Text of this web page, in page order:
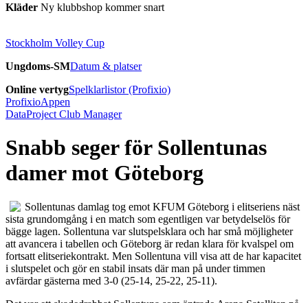
Kläder Ny klubbshop kommer snart
Stockholm Volley Cup
Ungdoms-SMDatum & platser
Online vertygSpelklarlistor (Profixio)
ProfixioAppen
DataProject Club Manager
Snabb seger för Sollentunas
damer mot Göteborg
Sollentunas damlag tog emot KFUM Göteborg i elitseriens näst
sista grundomgång i en match som egentligen var betydelselös för
bägge lagen. Sollentuna var slutspelsklara och har små möjligheter
att avancera i tabellen och Göteborg är redan klara för kvalspel om
fortsatt elitseriekontrakt. Men Sollentuna vill visa att de har kapacitet
i slutspelet och gör en stabil insats där man på under timmen
avfärdar gästerna med 3-0 (25-14, 25-22, 25-11).